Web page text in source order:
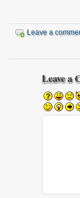
Leave a
Leave a